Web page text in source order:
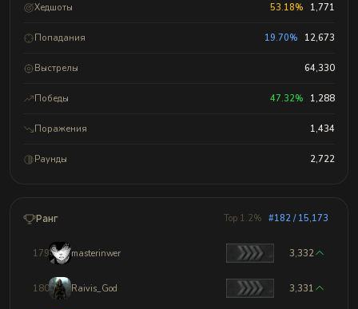
Хедшоты 53.18% 1,771
Попадания 19.70% 12,673
Выстрелы 64,330
Победы 47.32% 1,288
Поражения 1,434
Раунды 2,722
Ранг Top 1.2% #182 / 15,173
179 masterinwer 3,332
180 Raivis_God 3,331